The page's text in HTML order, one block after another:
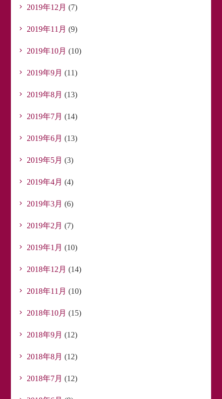
2019年12月 (7)
2019年11月 (9)
2019年10月 (10)
2019年9月 (11)
2019年8月 (13)
2019年7月 (14)
2019年6月 (13)
2019年5月 (3)
2019年4月 (4)
2019年3月 (6)
2019年2月 (7)
2019年1月 (10)
2018年12月 (14)
2018年11月 (10)
2018年10月 (15)
2018年9月 (12)
2018年8月 (12)
2018年7月 (12)